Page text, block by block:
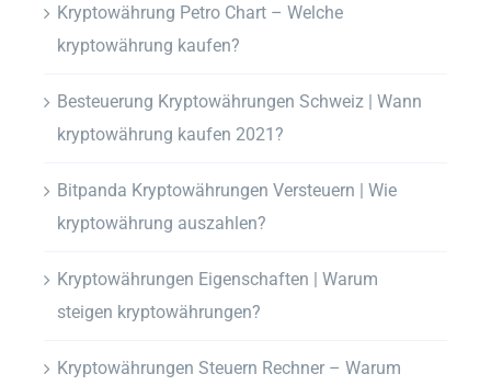
Kryptowährung Petro Chart – Welche
kryptowährung kaufen?
Besteuerung Kryptowährungen Schweiz | Wann
kryptowährung kaufen 2021?
Bitpanda Kryptowährungen Versteuern | Wie
kryptowährung auszahlen?
Kryptowährungen Eigenschaften | Warum
steigen kryptowährungen?
Kryptowährungen Steuern Rechner – Warum